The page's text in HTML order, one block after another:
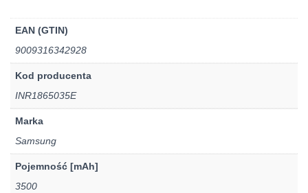
EAN (GTIN)
9009316342928
Kod producenta
INR1865035E
Marka
Samsung
Pojemność [mAh]
3500